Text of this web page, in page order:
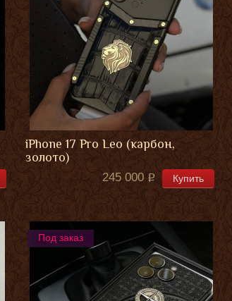
iPhone 17 Pro Leo (карбон,
золото)
245 000 Купить
Под заказ